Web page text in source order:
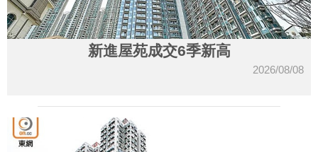
新進屋苑成交6季新高
2026/08/08